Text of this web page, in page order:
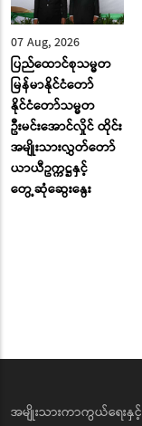
07 Aug, 2026
ပြည်ထောင်စုသမ္မတ
မြန်မာနိုင်ငံတော်
နိုင်ငံတော်သမ္မတ
ဦးမင်းအောင်လှိုင် ထိုင်း
အမျိုးသားလွှတ်တော်
ယာယီဥက္ကဋ္ဌနှင့်
တွေ့ဆုံဆွေးနွေး
အမျိုးသားကာကွယ်ရေးနှ